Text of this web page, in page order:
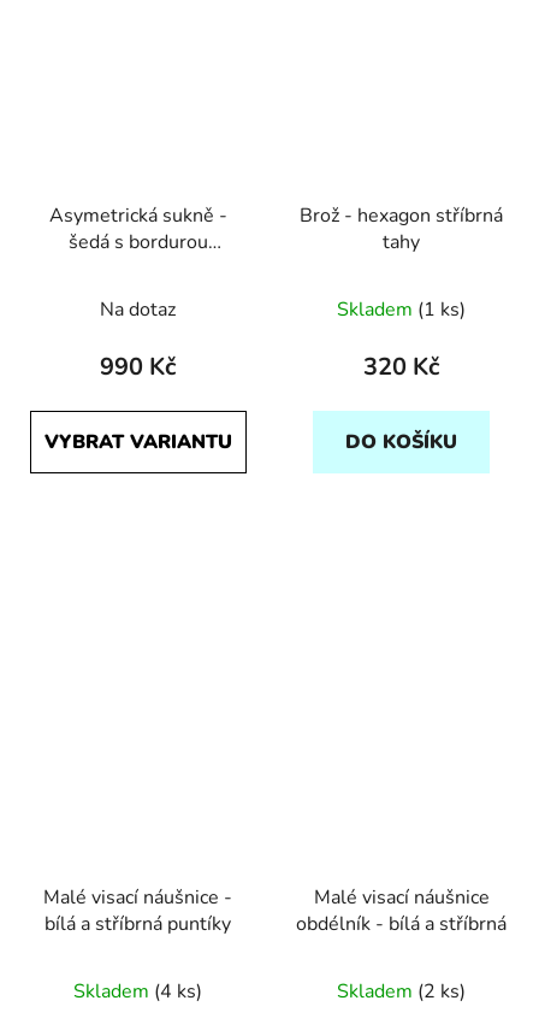
Asymetrická sukně -
šedá s bordurou
Na dotaz
990 Kč
VYBRAT VARIANTU
Brož - hexagon stříbrná
tahy
Skladem (1 ks)
320 Kč
DO KOŠÍKU
Malé visací náušnice -
bílá a stříbrná puntíky
Skladem (4 ks)
Malé visací náušnice
obdélník - bílá a stříbrná
Skladem (2 ks)